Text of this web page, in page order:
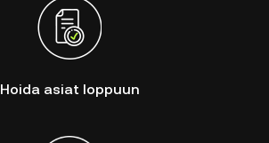
Hoida asiat loppuun